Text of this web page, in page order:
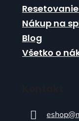
Nákup na
Blog
Všetko o
eshop@